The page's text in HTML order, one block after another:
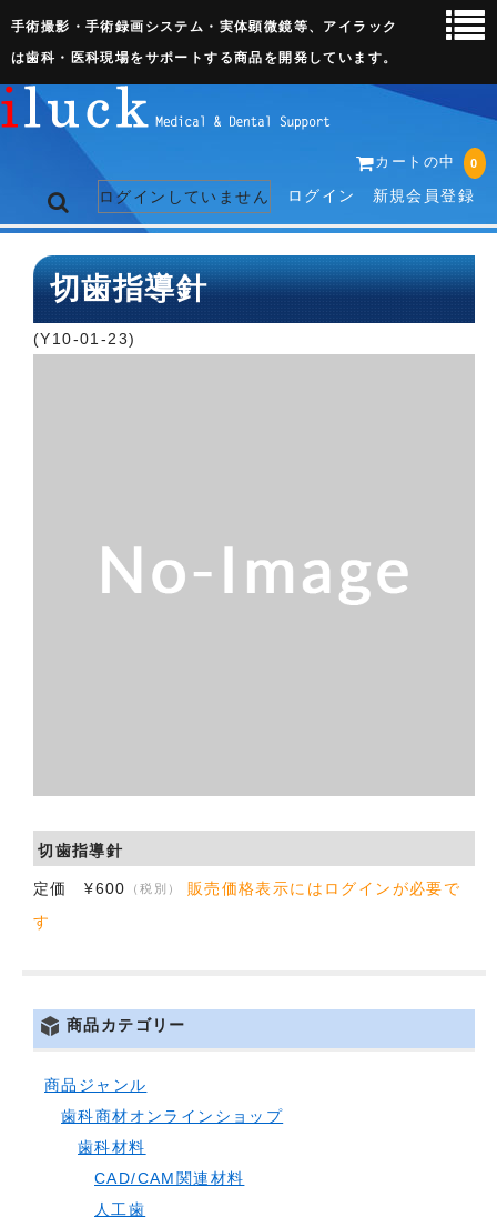
手術撮影・手術録画システム・実体顕微鏡等、アイラック
は歯科・医科現場をサポートする商品を開発しています。
カートの中 0
ログインしていません ログイン 新規会員登録
トップページ
お問い合わせ
切歯指導針
(Y10-01-23)
切歯指導針
定価 ¥600 （税別）
販売価格表示にはログインが必要で
す
商品カテゴリー
商品ジャンル
歯科商材オンラインショップ
歯科材料
CAD/CAM関連材料
人工歯